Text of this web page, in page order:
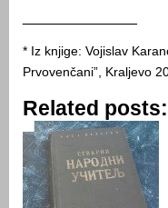
* Iz knjige: Vojislav
Prvovenčani”, Kraljevo
Related posts: